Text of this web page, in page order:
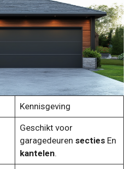
Kennisgeving
Geschikt voor
garagedeuren sectiesEn
kantelen.